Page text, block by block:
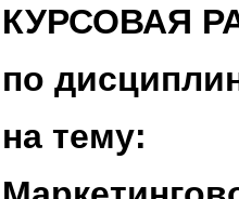
КУРСОВАЯ
по
на тему: